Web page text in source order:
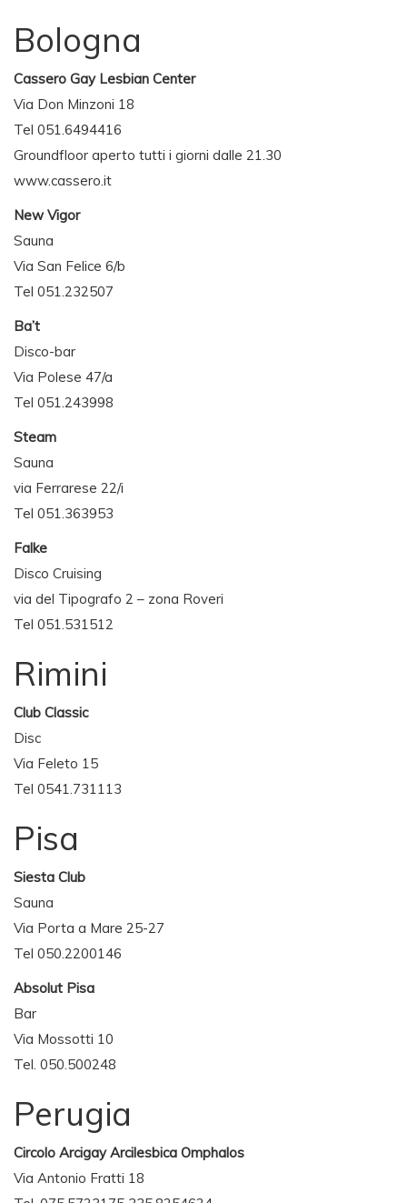
Bologna
Cassero Gay Lesbian Center
Via Don Minzoni 18
Tel 051.6494416
Groundfloor aperto tutti i giorni dalle 21.30
www.cassero.it
New Vigor
Sauna
Via San Felice 6/b
Tel 051.232507
Ba’t
Disco-bar
Via Polese 47/a
Tel 051.243998
Steam
Sauna
via Ferrarese 22/i
Tel 051.363953
Falke
Disco Cruising
via del Tipografo 2 – zona Roveri
Tel 051.531512
Rimini
Club Classic
Disc
Via Feleto 15
Tel 0541.731113
Pisa
Siesta Club
Sauna
Via Porta a Mare 25-27
Tel 050.2200146
Absolut Pisa
Bar
Via Mossotti 10
Tel. 050.500248
Perugia
Circolo Arcigay Arcilesbica Omphalos
Via Antonio Fratti 18